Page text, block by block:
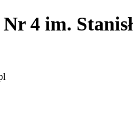
4 im.